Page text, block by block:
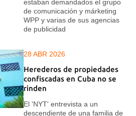
estaban demandados el grupo
de comunicación y márketing
WPP y varias de sus agencias
de publicidad
28 ABR 2026
Herederos de propiedades
confiscadas en Cuba no se
rinden
El 'NYT' entrevista a un
descendiente de una familia de